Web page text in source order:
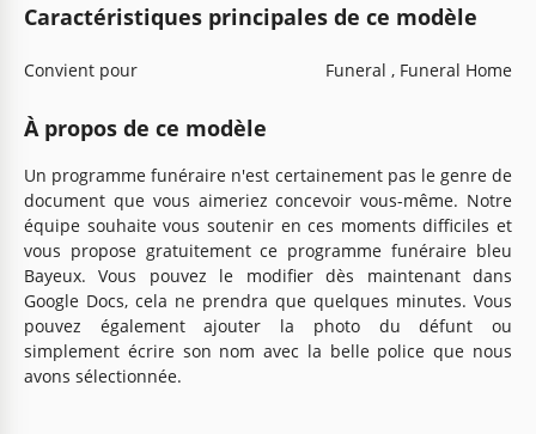
Caractéristiques principales de ce modèle
Convient pour Funeral , Funeral Home
À propos de ce modèle
Un programme funéraire n'est certainement pas le genre de
document que vous aimeriez concevoir vous-même. Notre
équipe souhaite vous soutenir en ces moments difficiles et
vous propose gratuitement ce programme funéraire bleu
Bayeux. Vous pouvez le modifier dès maintenant dans
Google Docs, cela ne prendra que quelques minutes. Vous
pouvez également ajouter la photo du défunt ou
simplement écrire son nom avec la belle police que nous
avons sélectionnée.